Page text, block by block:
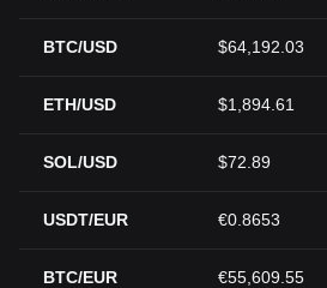
BTC/USD $64,192.03
ETH/USD $1,894.61
SOL/USD $72.89
USDT/EUR €0.8653
BTC/EUR €55,609.55